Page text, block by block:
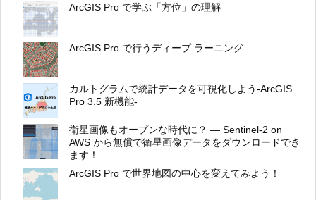
ArcGIS Pro で学ぶ「方位」の理解
ArcGIS Pro で行うディープ ラーニング
カルトグラムで統計データを可視化しよう-ArcGIS
Pro 3.5 新機能-
衛星画像もオープンな時代に？ ― Sentinel-2 on
AWS から無償で衛星画像データをダウンロードでき
ます！
ArcGIS Pro で世界地図の中心を変えてみよう！